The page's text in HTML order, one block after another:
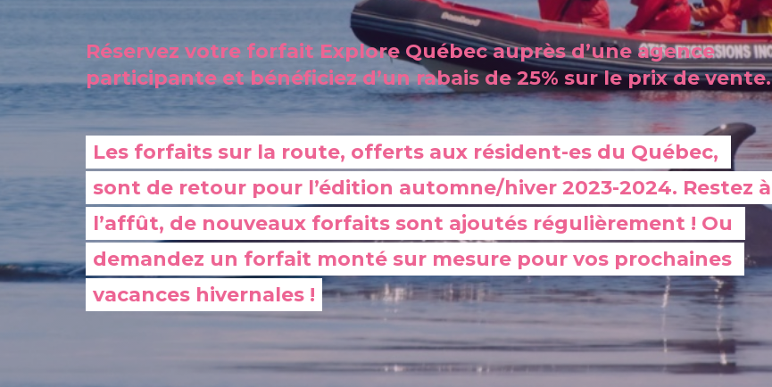
Réservez votre forfait Explore Québec auprès d’une agence
participante et bénéficiez d’un rabais de 25% sur le prix de vente.
Les forfaits sur la route, offerts aux résident-es du Québec,
sont de retour pour l’édition automne/hiver 2023-2024. Restez à
l’affût, de nouveaux forfaits sont ajoutés régulièrement ! Ou
demandez un forfait monté sur mesure pour vos prochaines
vacances hivernales !